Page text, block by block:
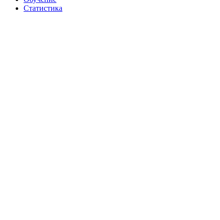
Статистика